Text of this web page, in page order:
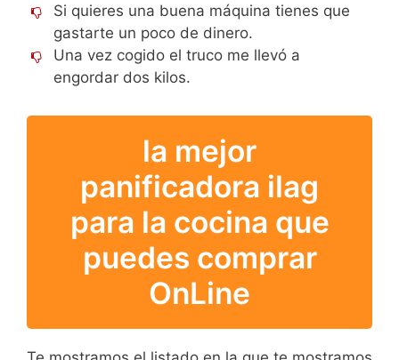
Si quieres una buena máquina tienes que
gastarte un poco de dinero.
Una vez cogido el truco me llevó a
engordar dos kilos.
la mejor
panificadora ilag
para la cocina que
puedes comprar
OnLine